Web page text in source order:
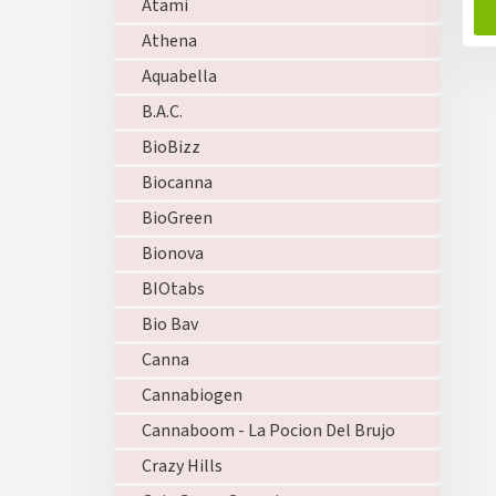
Atami
Athena
Aquabella
B.A.C.
BioBizz
Biocanna
BioGreen
Bionova
BIOtabs
Bio Bav
Canna
Cannabiogen
Cannaboom - La Pocion Del Brujo
Crazy Hills